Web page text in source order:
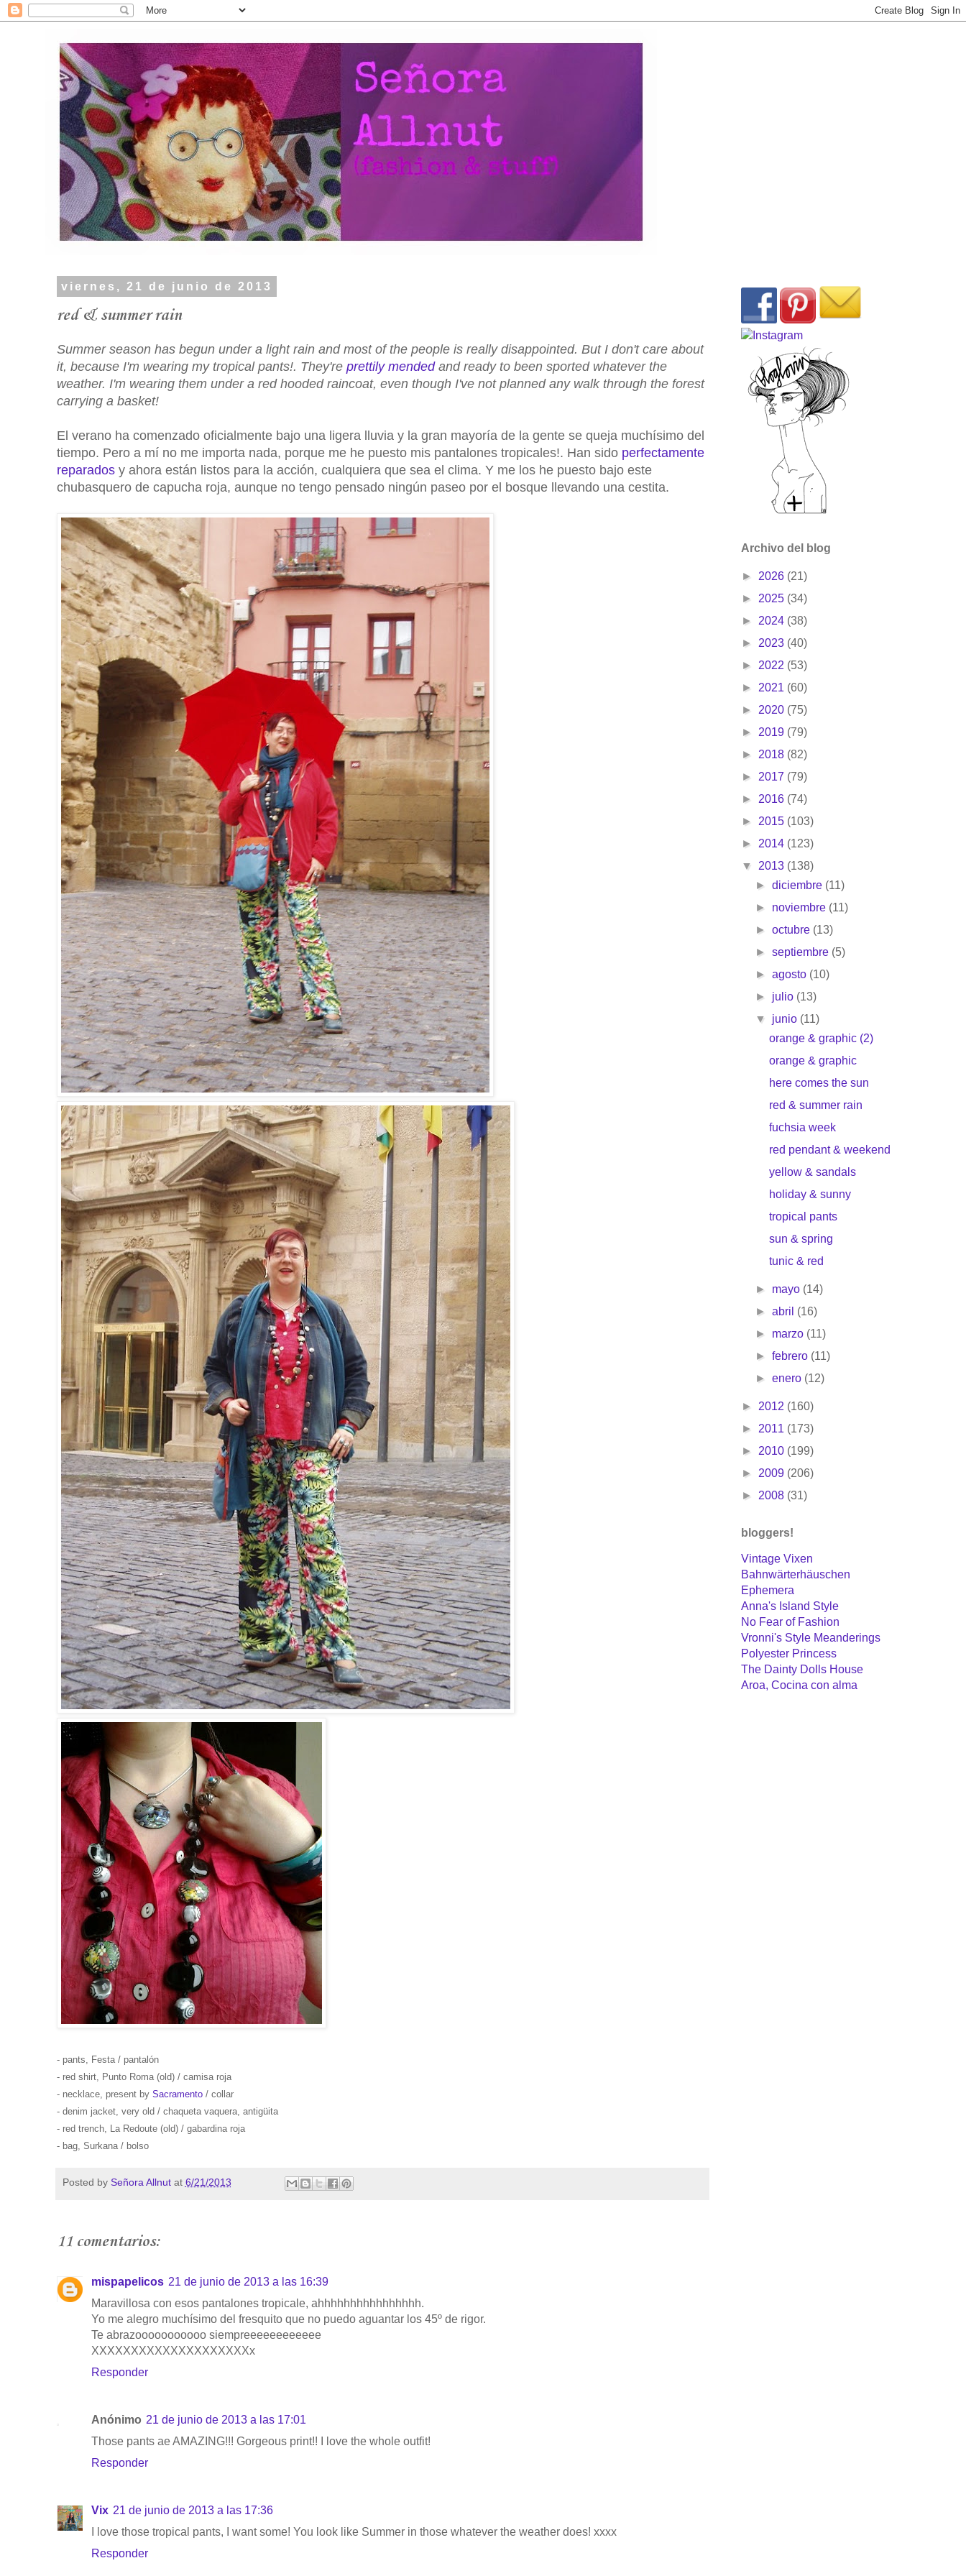
viernes, 21 de junio de 2013
red & summer rain
Summer season has begun under a light rain and most of the people is really disappointed. But I don't care about
it, because I'm wearing my tropical pants!. They're prettily mendedand ready to been sported whatever the
weather. I'm wearing them under a red hooded raincoat, even though I've not planned any walk through the forest
carrying a basket!
El verano ha comenzado oficialmente bajo una ligera lluvia y la gran mayoría de la gente se queja muchísimo del
tiempo. Pero a mí no me importa nada, porque me he puesto mis pantalones tropicales!. Han sido perfectamente
reparadosy ahora están listos para la acción, cualquiera que sea el clima. Y me los he puesto bajo este
chubasquero de capucha roja, aunque no tengo pensado ningún paseo por el bosque llevando una cestita.
- pants, Festa / pantalón
- red shirt, Punto Roma (old) / camisa roja
- necklace, present by Sacramento/ collar
- denim jacket, very old / chaqueta vaquera, antigüita
- red trench, La Redoute (old) / gabardina roja
- bag, Surkana / bolso
Posted by Señora Allnut at 6/21/2013
11 comentarios:
mispapelicos 21 de junio de 2013 a las 16:39
Maravillosa con esos pantalones tropicale, ahhhhhhhhhhhhhhhh.
Yo me alegro muchísimo del fresquito que no puedo aguantar los 45º de rigor.
Te abrazooooooooooo siempreeeeeeeeeeee
XXXXXXXXXXXXXXXXXXXXx
Responder
Anónimo 21 de junio de 2013 a las 17:01
Those pants ae AMAZING!!! Gorgeous print!! I love the whole outfit!
Responder
Vix 21 de junio de 2013 a las 17:36
I love those tropical pants, I want some! You look like Summer in those whatever the weather does! xxxx
Responder
Archivo del blog
► 2026 (21)
► 2025 (34)
► 2024 (38)
► 2023 (40)
► 2022 (53)
► 2021 (60)
► 2020 (75)
► 2019 (79)
► 2018 (82)
► 2017 (79)
► 2016 (74)
► 2015 (103)
► 2014 (123)
▼ 2013 (138)
► diciembre (11)
► noviembre (11)
► octubre (13)
► septiembre (5)
► agosto (10)
► julio (13)
▼ junio (11)
orange & graphic (2)
orange & graphic
here comes the sun
red & summer rain
fuchsia week
red pendant & weekend
yellow & sandals
holiday & sunny
tropical pants
sun & spring
tunic & red
► mayo (14)
► abril (16)
► marzo (11)
► febrero (11)
► enero (12)
► 2012 (160)
► 2011 (173)
► 2010 (199)
► 2009 (206)
► 2008 (31)
bloggers!
Vintage Vixen
Bahnwärterhäuschen
Ephemera
Anna's Island Style
No Fear of Fashion
Vronni's Style Meanderings
Polyester Princess
The Dainty Dolls House
Aroa, Cocina con alma